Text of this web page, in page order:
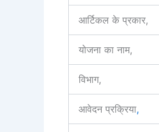
आर्टिकल के प्रकार,
योजना का नाम,
विभाग,
आवेदन प्रक्रिया,